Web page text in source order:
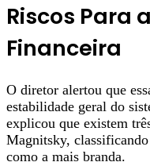
Riscos Para
Financeira
O diretor alertou que
estabilidade geral do
explicou que existem
Magnitsky,
como a mais branda.